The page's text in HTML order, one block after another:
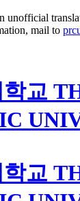
unofficial
mail to